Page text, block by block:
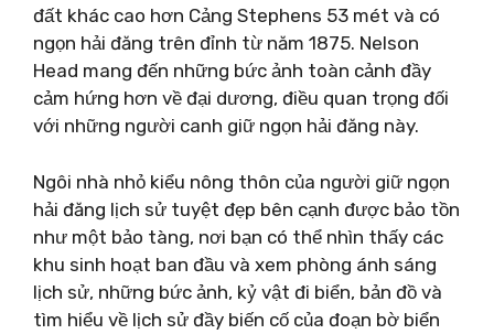
đất khác cao hơn Cảng Stephens 53 mét và có
ngọn hải đăng trên đỉnh từ năm 1875. Nelson
Head mang đến những bức ảnh toàn cảnh đầy
cảm hứng hơn về đại dương, điều quan trọng đối
với những người canh giữ ngọn hải đăng này.
Ngôi nhà nhỏ kiểu nông thôn của người giữ ngọn
hải đăng lịch sử tuyệt đẹp bên cạnh được bảo tồn
như một bảo tàng, nơi bạn có thể nhìn thấy các
khu sinh hoạt ban đầu và xem phòng ánh sáng
lịch sử, những bức ảnh, kỷ vật đi biển, bản đồ và
tìm hiểu về lịch sử đầy biến cố của đoạn bờ biển